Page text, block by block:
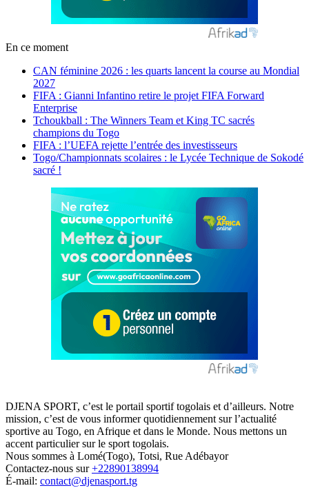
En ce moment
CAN féminine 2026 : les quarts lancent la course au Mondial
2027
FIFA : Gianni Infantino retire le projet FIFA Forward
Enterprise
Tchoukball : The Winners Team et King TC sacrés
champions du Togo
FIFA : l’UEFA rejette l’entrée des investisseurs
Togo/Championnats scolaires : le Lycée Technique de Sokodé
sacré !
DJENA SPORT, c’est le portail sportif togolais et d’ailleurs. Notre
mission, c’est de vous informer quotidiennement sur l’actualité
sportive au Togo, en Afrique et dans le Monde. Nous mettons un
accent particulier sur le sport togolais.
Nous sommes à Lomé(Togo), Totsi, Rue Adébayor
Contactez-nous sur+22890138994
É-mail: contact@djenasport.tg